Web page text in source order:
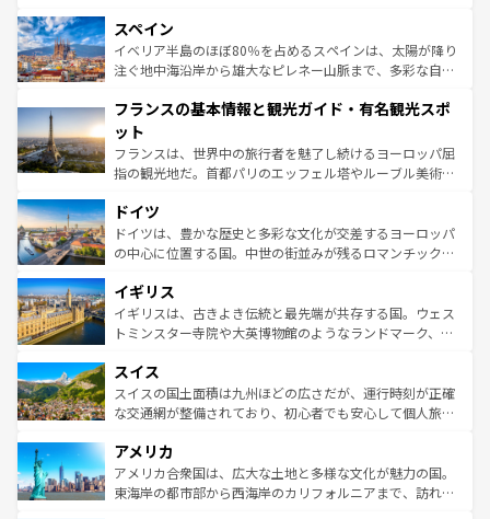
ろん、トスカーナの美しい田園風景やアマルフィ海岸の絶
景など、自然景観も見逃せない。観光の合間には、本場の
ピザやパスタなど、絶品のイタリア料理を堪能することも
ませてくれるイタリアで、忘れられない旅をしてみよう！
なお、新着のイタリア情報は
しい。
スペイン
イベリア半島のほぼ80％を占めるスペインは、太陽が降り
注ぐ地中海沿岸から雄大なピレネー山脈まで、多彩な自然
文化が根付くこの国では、情熱的なフラメンコ、熱気あふ
れる闘牛、そして美味しいタパスが生活の一部となってい
る。首都マドリードの洗練された雰囲気や、バルセロナの
アートに溢れた街角から、地方では古代ローマ遺跡や中世
せる。地方によって風土や気候が異なるスペインはその個
性で訪れる人を魅了する。 なお、新着のスペイン情報は コ
ンテンツ一覧を参照してほしい。
フランスの基本情報と観光ガイド・有名観光スポ
ット
フランスは、世界中の旅行者を魅了し続けるヨーロッパ屈
指の観光地だ。首都パリのエッフェル塔やルーブル美術館
で、幅広い魅力が詰まっている。華麗な宮殿、歴史的な大
聖堂、美しいビーチ、そして豊かな自然が、訪れる者を心
から魅了する。また、フランスは美食の国としても知ら
いる。シャンパンの発祥地であるランス、プロヴァンスの
香り高いラベンダー畑など、多彩な楽しみ方が可能だ。さ
らに、パリ以外の地域にも魅力が溢れており、どの街角に
れる地方に足を運ぶとそれぞれで全く異なる文化を体験で
きるだろう。 なお、新着のフランス情報はコンテンツ一覧
を参照してほしい。
ドイツ
ドイツは、豊かな歴史と多彩な文化が交差するヨーロッパ
の中心に位置する国。中世の街並みが残るロマンチック街
顔を持つこの国は、どこを歩いても飽きることがない。ベ
ルリンの文化的活気、バイエルン州のアルプスの絶景、そ
してライン川沿いのワイン畑といった風景は必見。ビール
は、お酒好きな人にはぜひ体験してほしい。 なお、新着の
ドイツ情報はコンテンツ一覧を参照してほしい。
イギリス
イギリスは、古きよき伝統と最先端が共存する国。ウェス
トミンスター寺院や大英博物館のようなランドマーク、歴
リアごとに異なる魅力がある。また、優雅なアフタヌーン
ティー、ビール好きにはたまらない英国パブ、サッカー観
戦など、本場だからこそできる体験も豊富。イギリスを旅
ンツ一覧を参照してほしい。
スイス
スイスの国土面積は九州ほどの広さだが、運行時刻が正確
な交通網が整備されており、初心者でも安心して個人旅行
の建物がそのまま残る町や、スイスならではのユニークな
博物館もあり、アルプス観光だけでなく町歩きも満喫する
ことができる。国民の所得が高いため物価も高いが、旅行
アメリカ
アメリカ合衆国は、広大な土地と多様な文化が魅力の国。
東海岸の都市部から西海岸のカリフォルニアまで、訪れる